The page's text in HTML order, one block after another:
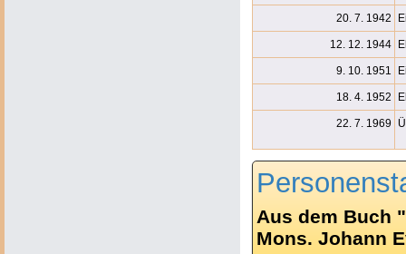
20. 7. 1942
12. 12. 1944
9. 10. 1951
18. 4. 1952
22. 7. 1969
Aus dem Buch
Mons. Johann